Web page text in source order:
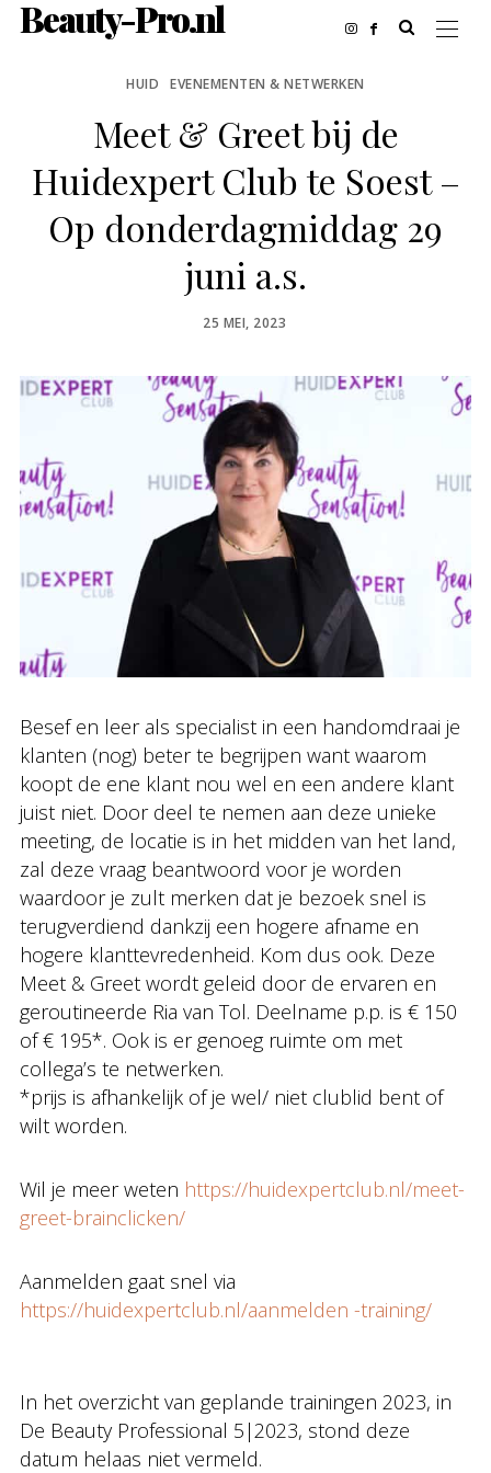
Beauty-Pro.nl
HUID EVENEMENTEN & NETWERKEN
Meet & Greet bij de
Huidexpert Club te Soest –
Op donderdagmiddag 29
juni a.s.
POSTED
25 MEI, 2023
Besef en leer als specialist in een handomdraai je
klanten (nog) beter te begrijpen want waarom
koopt de ene klant nou wel en een andere klant
juist niet. Door deel te nemen aan deze unieke
meeting, de locatie is in het midden van het land,
zal deze vraag beantwoord voor je worden
waardoor je zult merken dat je bezoek snel is
terugverdiend dankzij een hogere afname en
hogere klanttevredenheid. Kom dus ook. Deze
Meet & Greet wordt geleid door de ervaren en
geroutineerde Ria van Tol. Deelname p.p. is € 150
of € 195*. Ook is er genoeg ruimte om met
collega’s te netwerken.
*prijs is afhankelijk of je wel/ niet clublid bent of
wilt worden.
Wil je meer weten https://huidexpertclub.nl/meet-
greet-brainclicken/
Aanmelden gaat snel via
https://huidexpertclub.nl/aanmelden -training/
In het overzicht van geplande trainingen 2023, in
De Beauty Professional 5|2023, stond deze
datum helaas niet vermeld.